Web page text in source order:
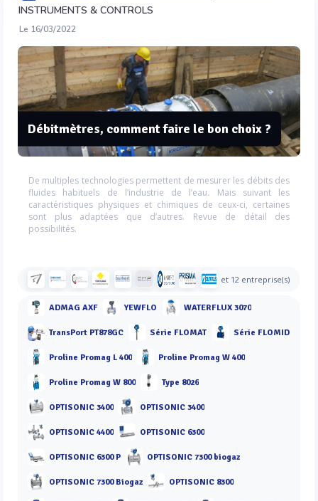
INSTRUMENTS & CONTROLS
Le 16/03/2022
Débitmètres, comment faire le bon choix ?
De multiples technologies permettent de mesurer les débits des
fluides habituels de l’industrie de l’eau. Mais suivant les
caractéristiques physiques et chimiques de ceux-ci, certaines
sont plus adaptées que d’autres. Revue de détail des
possibilités.
et 12 entreprise(s)
ADMAG AXF YEWFLO WATERFLUX 3070
TransPort PT878GC Série FLOMAT Série FLOMID
Proline Promag L 400 Proline Promag W 400
Proline Promag W 800 Type 8026
OPTISONIC 3400 OPTISONIC 3400
OPTISONIC 4400 OPTISONIC 6300
OPTISONIC 6300 P OPTISONIC 7300 biogaz
OPTISONIC 7300 Biogaz OPTISONIC 8300